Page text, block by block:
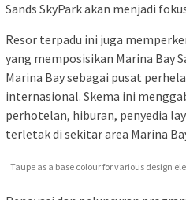
Sands SkyPark akan menjadi
Resor terpadu ini juga
yang memposisikan Marina Bay
Marina Bay sebagai pusat
internasional. Skema ini
perhotelan, hiburan, penyedia
terletak di sekitar area Marina
Taupe as a base colour for various design